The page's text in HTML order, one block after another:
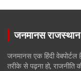
जनमानस राजस्थान
जनमानस एक हिंदी
तरीके से पढ़ना हो,